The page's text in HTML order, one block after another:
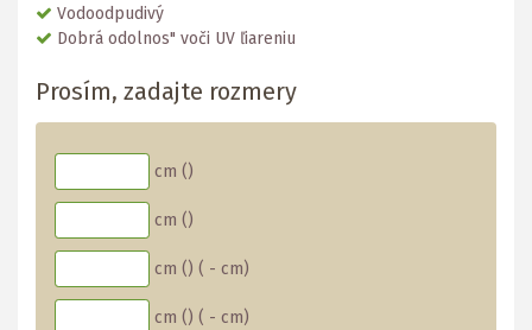
Vodoodpudivý
Dobrá odolnos" voči UV ľiareniu
Prosím, zadajte rozmery
cm ()
cm ()
cm () ( - cm)
cm () ( - cm)